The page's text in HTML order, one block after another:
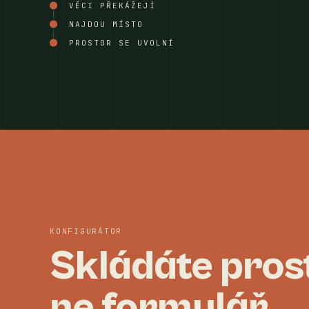
VĚCI PŘEKÁŽEJÍ
NAJDOU MÍSTO
PROSTOR SE UVOLNÍ
KONFIGURÁTOR
Skládáte